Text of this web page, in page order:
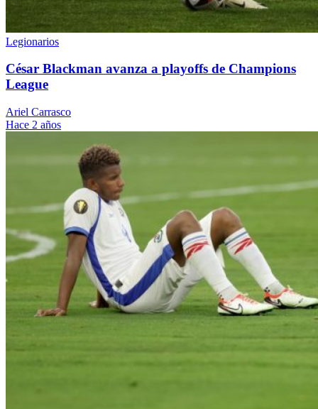
Legionarios
César Blackman avanza a playoffs de Champions
League
Ariel Carrasco
Hace 2 años